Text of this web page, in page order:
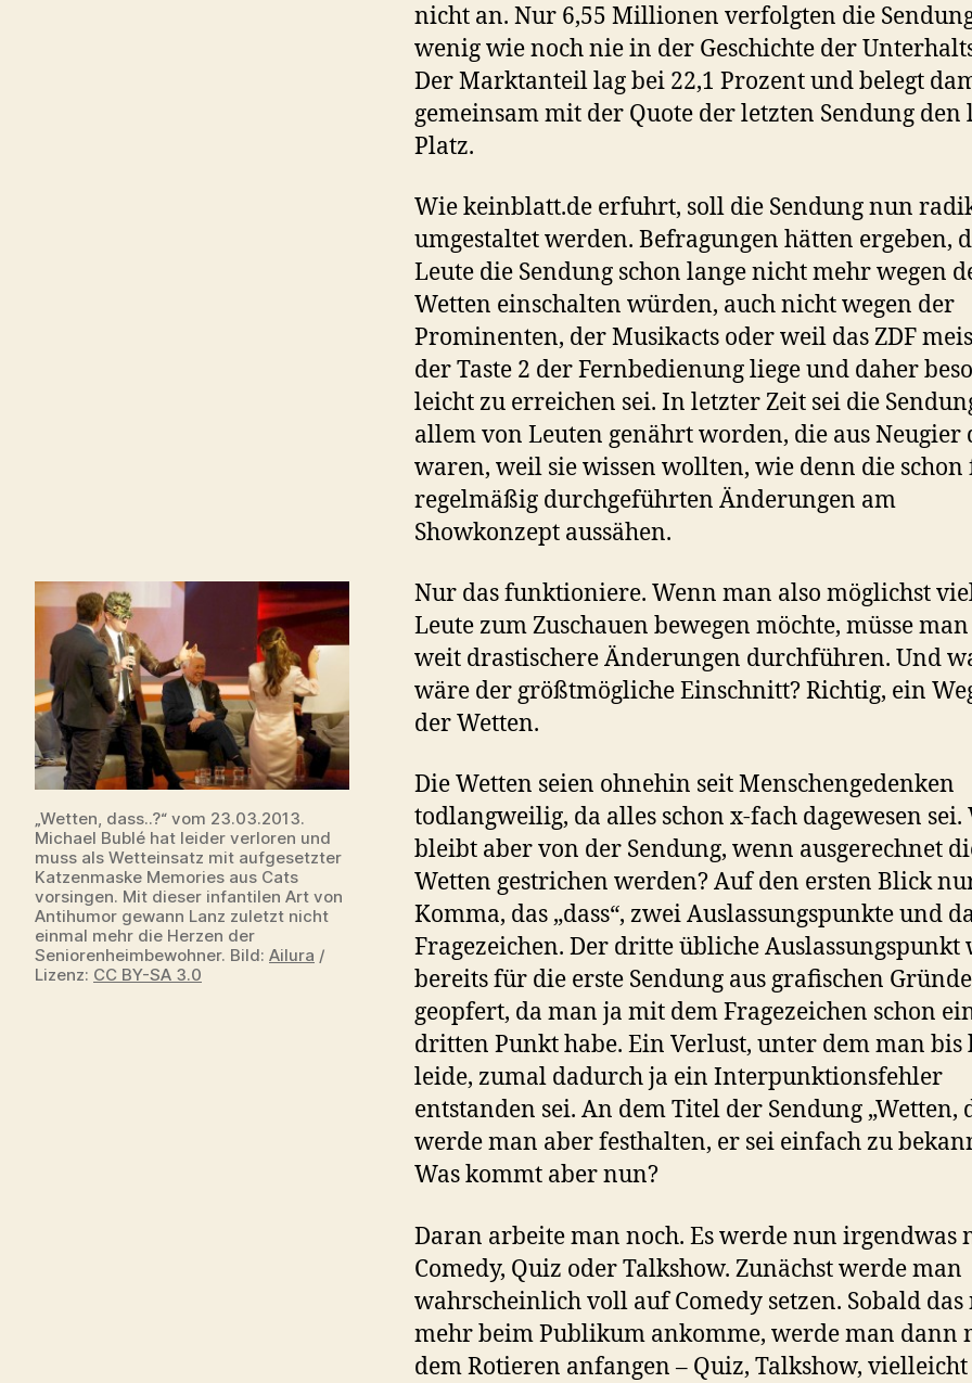
nicht an. Nur 6,55 Millionen verfolgten die
wenig wie noch nie in der Geschichte der
Der Marktanteil lag bei 22,1 Prozent und belegt
gemeinsam mit der Quote der letzten Sendung den
Platz.
Wie keinblatt.de erfuhrt, soll die Sendung nun
umgestaltet werden. Befragungen hätten ergeben,
Leute die Sendung schon lange nicht mehr wegen
Wetten einschalten würden, auch nicht wegen der
Prominenten, der Musikacts oder weil das ZDF
der Taste 2 der Fernbedienung liege und daher
leicht zu erreichen sei. In letzter Zeit sei die
allem von Leuten genährt worden, die aus Neugier
waren, weil sie wissen wollten, wie denn die schon
regelmäßig durchgeführten Änderungen am
Showkonzept aussähen.
„Wetten, dass..?“ vom 23.03.2013.
Michael Bublé hat leider verloren und
muss als Wetteinsatz mit aufgesetzter
Katzenmaske Memories aus Cats
vorsingen. Mit dieser infantilen Art von
Antihumor gewann Lanz zuletzt nicht
einmal mehr die Herzen der
Seniorenheimbewohner. Bild: Ailura /
Lizenz: CC BY-SA 3.0
Nur das funktioniere. Wenn man also möglichst
Leute zum Zuschauen bewegen möchte, müsse
weit drastischere Änderungen durchführen. Und
wäre der größtmögliche Einschnitt? Richtig, ein
der Wetten.
Die Wetten seien ohnehin seit Menschengedenken
todlangweilig, da alles schon x-fach dagewesen sei.
bleibt aber von der Sendung, wenn ausgerechnet
Wetten gestrichen werden? Auf den ersten Blick
Komma, das „dass“, zwei Auslassungspunkte und
Fragezeichen. Der dritte übliche Auslassungspunkt
bereits für die erste Sendung aus grafischen
geopfert, da man ja mit dem Fragezeichen schon
dritten Punkt habe. Ein Verlust, unter dem man bis
leide, zumal dadurch ja ein Interpunktionsfehler
entstanden sei. An dem Titel der Sendung „Wetten,
werde man aber festhalten, er sei einfach zu
Was kommt aber nun?
Daran arbeite man noch. Es werde nun irgendwas
Comedy, Quiz oder Talkshow. Zunächst werde man
wahrscheinlich voll auf Comedy setzen. Sobald
mehr beim Publikum ankomme, werde man dann
dem Rotieren anfangen – Quiz, Talkshow,